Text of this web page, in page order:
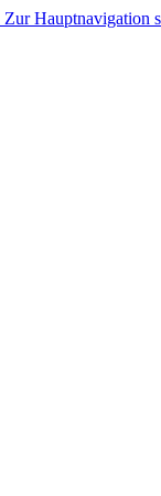
Zur Hauptnavigation